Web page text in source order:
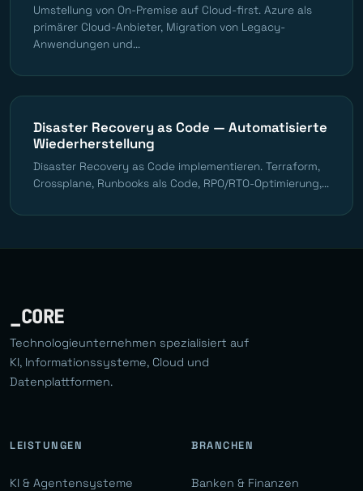
Umstellung von On-Premise auf Cloud-first. Azure als
primärer Cloud-Anbieter, Migration von Legacy-
Anwendungen und...
Disaster Recovery as Code — Automatisierte
Wiederherstellung
Disaster Recovery as Code implementieren. Terraform,
Crossplane, Runbooks als Code, RPO/RTO-Optimierung,...
_CORE
Technologieunternehmen spezialisiert auf
KI, Informationssysteme, Cloud und
Datenplattformen.
LEISTUNGEN
KI & Agentensysteme
BRANCHEN
Banken & Finanzen